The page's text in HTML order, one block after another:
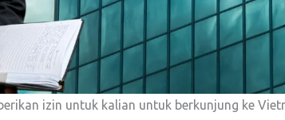
izin untuk kalian untuk berkunjung ke